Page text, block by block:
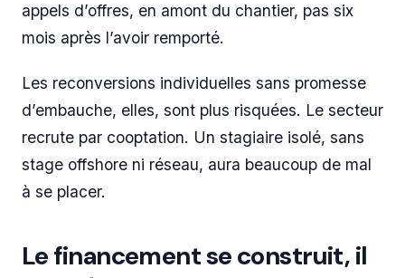
appels d’offres, en amont du chantier, pas six
mois après l’avoir remporté.
Les reconversions individuelles sans promesse
d’embauche, elles, sont plus risquées. Le secteur
recrute par cooptation. Un stagiaire isolé, sans
stage offshore ni réseau, aura beaucoup de mal
à se placer.
Le financement se construit, il